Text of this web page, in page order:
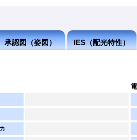
承認図（姿図） IES（配光特性）